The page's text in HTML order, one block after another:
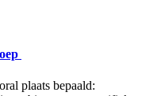
plaats bepaald: